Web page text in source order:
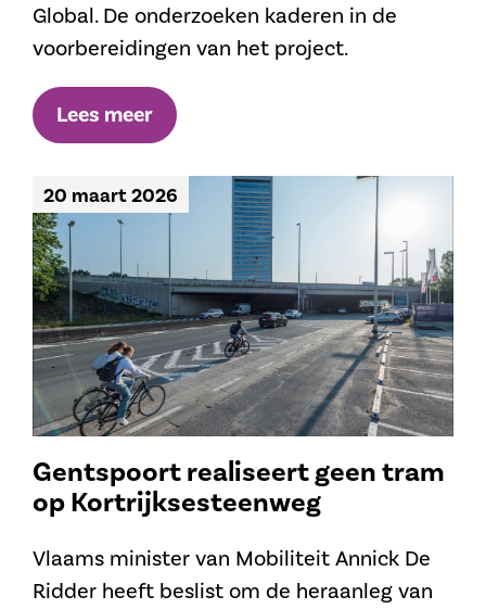
Global. De onderzoeken kaderen in de
voorbereidingen van het project.
Lees meer
20 maart 2026
Gentspoort realiseert geen tram
op Kortrijksesteenweg
Vlaams minister van Mobiliteit Annick De
Ridder heeft beslist om de heraanleg van